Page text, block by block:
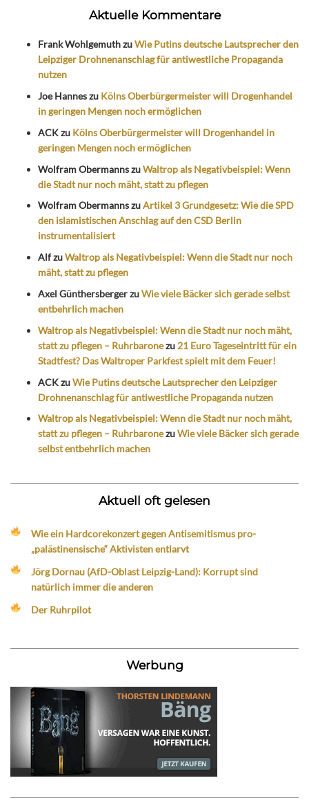
Aktuelle Kommentare
Frank WohlgemuthzuWie Putins deutsche Lautsprecher den
Leipziger Drohnenanschlag für antiwestliche Propaganda
nutzen
Joe Hanneszu Kölns Oberbürgermeister will Drogenhandel
in geringen Mengen noch ermöglichen
ACKzu Kölns Oberbürgermeister will Drogenhandel in
geringen Mengen noch ermöglichen
Wolfram ObermannszuWaltrop als Negativbeispiel: Wenn
die Stadt nur noch mäht, statt zu pflegen
Wolfram ObermannszuArtikel 3 Grundgesetz: Wie die SPD
den islamistischen Anschlag auf den CSD Berlin
instrumentalisiert
AlfzuWaltrop als Negativbeispiel: Wenn die Stadt nur noch
mäht, statt zu pflegen
Axel GünthersbergerzuWie viele Bäcker sich gerade selbst
entbehrlich machen
Waltrop als Negativbeispiel: Wenn die Stadt nur noch mäht,
statt zu pflegen – Ruhrbaronezu 21 Euro Tageseintritt für ein
Stadtfest? Das Waltroper Parkfest spielt mit dem Feuer!
ACKzuWie Putins deutsche Lautsprecher den Leipziger
Drohnenanschlag für antiwestliche Propaganda nutzen
Waltrop als Negativbeispiel: Wenn die Stadt nur noch mäht,
statt zu pflegen – RuhrbaronezuWie viele Bäcker sich gerade
selbst entbehrlich machen
Aktuell oft gelesen
Wie ein Hardcorekonzert gegen Antisemitismus pro-
„palästinensische“ Aktivisten entlarvt
Jörg Dornau (AfD-Oblast Leipzig-Land): Korrupt sind
natürlich immer die anderen
Der Ruhrpilot
Werbung